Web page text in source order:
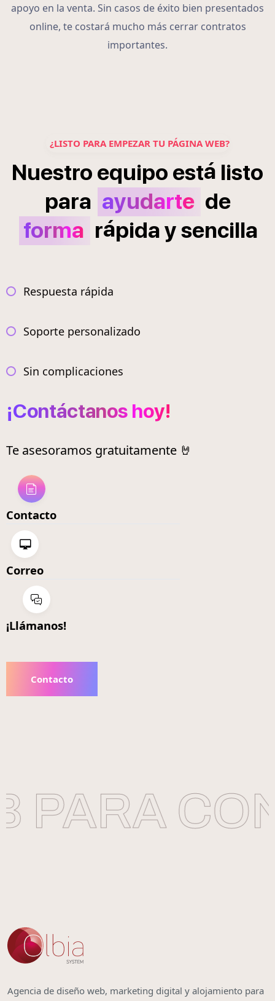
apoyo en la venta. Sin casos de éxito bien presentados
online, te costará mucho más cerrar contratos
importantes.
¿LISTO PARA EMPEZAR TU PÁGINA WEB?
Nuestro equipo está listo
para ayudarte de
forma rápidaysencilla
Respuesta rápida
Soporte personalizado
Sin complicaciones
¡Contáctanos hoy!
Te asesoramos gratuitamente 🤘
Contacto
Correo
¡Llámanos!
Contacto
Agencia de diseño web, marketing digital y alojamiento para